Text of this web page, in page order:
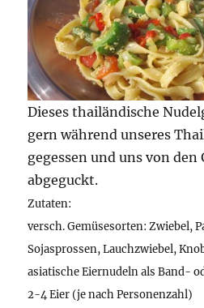
Dieses thailändische
gern während unseres
gegessen und uns von
abgeguckt.
Zutaten:
versch. Gemüsesorten: Zwiebel,
Sojasprossen, Lauchzwiebel,
asiatische Eiernudeln als Band-
2-4 Eier (je nach Personenzahl)